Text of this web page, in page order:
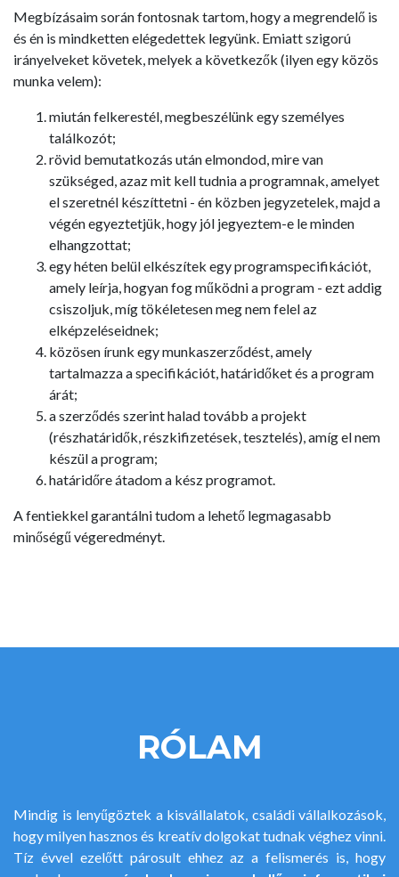
Megbízásaim során fontosnak tartom, hogy a megrendelő is
és én is mindketten elégedettek legyünk. Emiatt szigorú
irányelveket követek, melyek a következők (ilyen egy közös
munka velem):
miután felkerestél, megbeszélünk egy személyes
találkozót;
rövid bemutatkozás után elmondod, mire van
szükséged, azaz mit kell tudnia a programnak, amelyet
el szeretnél készíttetni - én közben jegyzetelek, majd a
végén egyeztetjük, hogy jól jegyeztem-e le minden
elhangzottat;
egy héten belül elkészítek egy programspecifikációt,
amely leírja, hogyan fog működni a program - ezt addig
csiszoljuk, míg tökéletesen meg nem felel az
elképzeléseidnek;
közösen írunk egy munkaszerződést, amely
tartalmazza a specifikációt, határidőket és a program
árát;
a szerződés szerint halad tovább a projekt
(részhatáridők, részkifizetések, tesztelés), amíg el nem
készül a program;
határidőre átadom a kész programot.
A fentiekkel garantálni tudom a lehető legmagasabb
minőségű végeredményt.
RÓLAM
Mindig is lenyűgöztek a kisvállalatok, családi vállalkozások,
hogy milyen hasznos és kreatív dolgokat tudnak véghez vinni.
Tíz évvel ezelőtt párosult ehhez az a felismerés is, hogy